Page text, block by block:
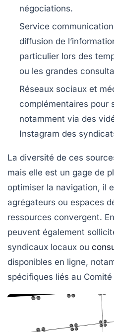
négociations.
Service
diffusion de
particulier lors des
ou les grandes
Réseaux sociaux et
complémentaires pour
notamment via des
Instagram des
La diversité de ces
mais elle est un gage de
optimiser la navigation, il
agrégateurs ou espaces
ressources convergent.
peuvent également
syndicaux locaux ou
disponibles en ligne,
spécifiques liés au Comité